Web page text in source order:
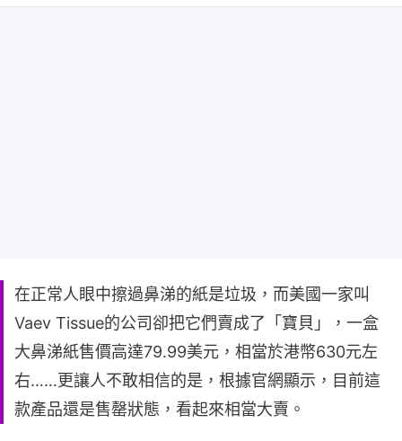
在正常人眼中擦過鼻涕的紙是垃圾，而美國一家叫
Vaev Tissue的公司卻把它們賣成了「寶貝」，一盒
大鼻涕紙售價高達79.99美元，相當於港幣630元左
右……更讓人不敢相信的是，根據官網顯示，目前這
款產品還是售罄狀態，看起來相當大賣。